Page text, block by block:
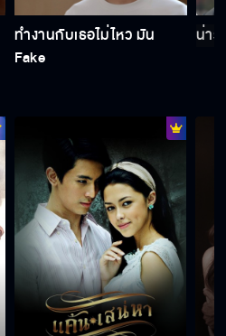
ทำงานกับเธอไม่ไหว มัน
Fake
น่า